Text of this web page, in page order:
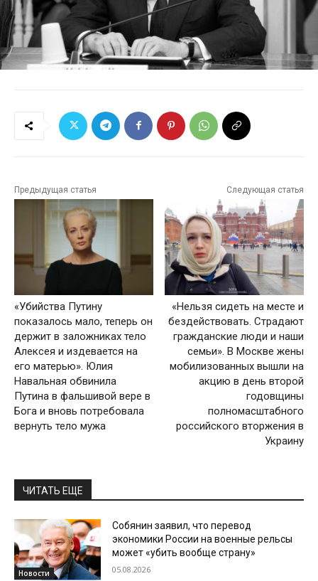
Предыдущая статья
«Убийства Путину
показалось мало, теперь он
держит в заложниках тело
Алексея и издевается на
его матерью». Юлия
Навальная обвинила
Путина в фальшивой вере в
Бога и вновь потребовала
вернуть тело мужа
Следующая статья
«Нельзя сидеть на месте и
бездействовать. Страдают
гражданские люди и наши
семьи». В Москве жены
мобилизованных вышли на
акцию в день второй
годовщины
полномасштабного
российского вторжения в
Украину
ЧИТАТЬ ЕЩЕ
Новости
Собянин заявил, что перевод
экономики России на военные рельсы
может «убить вообще страну»
05.08.2026